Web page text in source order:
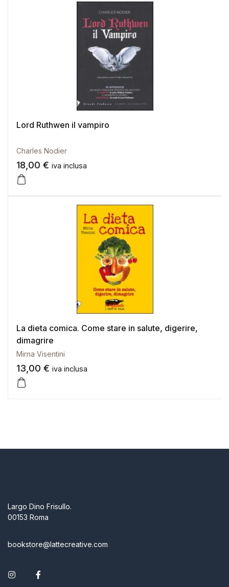
Lord Ruthwen il vampiro
Charles Nodier
18,00 € iva inclusa
La dieta comica. Come stare in salute, digerire,
dimagrire
Mirna Visentini
13,00 € iva inclusa
Largo Dino Frisullo.
00153 Roma
bookstore@lattecreative.com
Instagram